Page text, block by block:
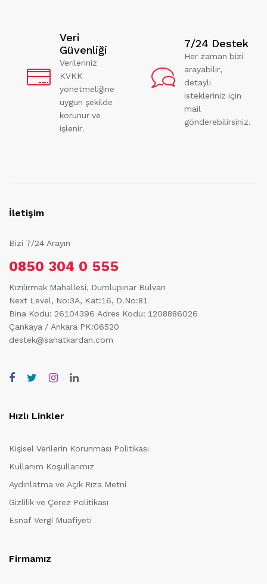
Veri
Güvenliği
Verileriniz
KVKK
yönetmeliğine
uygun şekilde
korunur ve
işlenir.
7/24 Destek
Her zaman bizi
arayabilir,
detaylı
istekleriniz için
mail
gönderebilirsiniz.
İletişim
Bizi 7/24 Arayın
0850 304 0 555
Kızılırmak Mahallesi, Dumlupınar Bulvarı
Next Level, No:3A, Kat:16, D.No:81
Bina Kodu: 26104396 Adres Kodu: 1208886026
Çankaya / Ankara PK:06520
destek@sanatkardan.com
Hızlı Linkler
Kişisel Verilerin Korunması Politikası
Kullanım Koşullarımız
Aydınlatma ve Açık Rıza Metni
Gizlilik ve Çerez Politikası
Esnaf Vergi Muafiyeti
Firmamız